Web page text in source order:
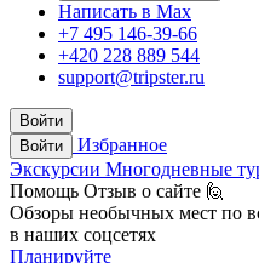
Написать в Max
+7 495 146-39-66
+420 228 889 544
support@tripster.ru
Войти
Войти
Избранное
Экскурсии Многодневные
Помощь Отзыв о сайте 🙋
Обзоры необычных мест по
в наших соцсетях
Планируйте